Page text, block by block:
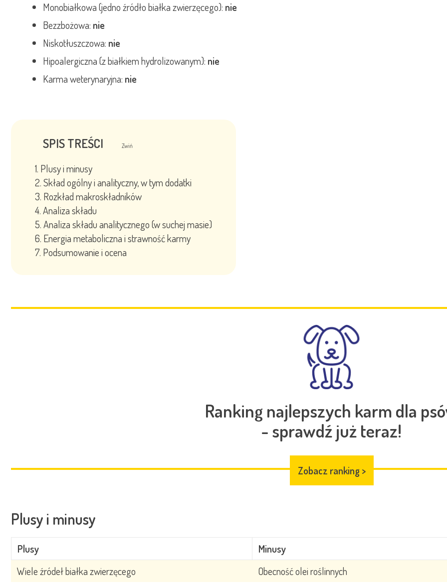
Monobiałkowa (jedno źródło białka zwierzęcego): nie
Bezzbożowa: nie
Niskotłuszczowa: nie
Hipoalergiczna (z białkiem hydrolizowanym): nie
Karma weterynaryjna: nie
SPIS TREŚCI Zwiń
Plusy i minusy
Skład ogólny i analityczny, w tym dodatki
Rozkład makroskładników
Analiza składu
Analiza składu analitycznego (w suchej masie)
Energia metaboliczna i strawność karmy
Podsumowanie i ocena
Ranking najlepszych karm dla
- sprawdź już teraz!
Zobacz ranking >
Plusy i minusy
Plusy
Minusy
Wiele źródeł białka zwierzęcego
Obecność olei roślinnych